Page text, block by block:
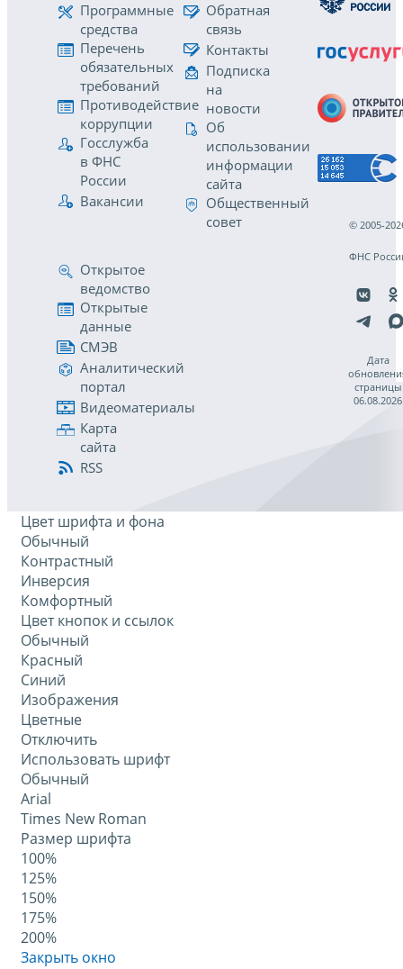
Программные
средства
Перечень
обязательных
требований
Противодействие
коррупции
Госслужба
в ФНС
России
Вакансии
Обратная
связь
Контакты
Подписка
на
новости
Об
использовании
информации
сайта
Общественный
совет
Открытое
ведомство
Открытые
данные
СМЭВ
Аналитический
портал
Видеоматериалы
Карта
сайта
RSS
© 2005-
ФНС
Дата
страницы
06.08.2026
Цвет шрифта и фона
Обычный
Контрастный
Инверсия
Комфортный
Цвет кнопок и ссылок
Обычный
Красный
Синий
Изображения
Цветные
Отключить
Использовать шрифт
Обычный
Arial
Times New Roman
Размер шрифта
100%
125%
150%
175%
200%
Закрыть окно